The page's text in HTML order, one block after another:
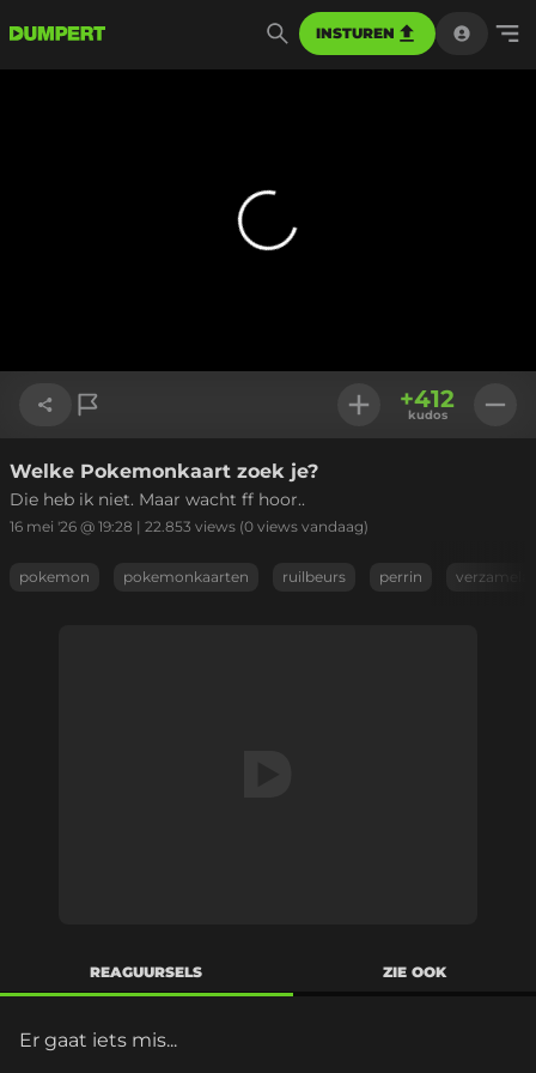
INSTUREN
Link kopiëren
+412
kudos
Welke Pokemonkaart zoek je?
Die heb ik niet. Maar wacht ff hoor..
16 mei '26 @ 19:28 | 22.853 views (0 views vandaag)
pokemon pokemonkaarten ruilbeurs perrin
REAGUURSELS ZIE OOK
Er gaat iets mis...